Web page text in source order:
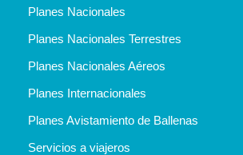
Planes Nacionales
Planes Nacionales Terrestres
Planes Nacionales Aéreos
Planes Internacionales
Planes Avistamiento de Ballenas
Servicios a viajeros